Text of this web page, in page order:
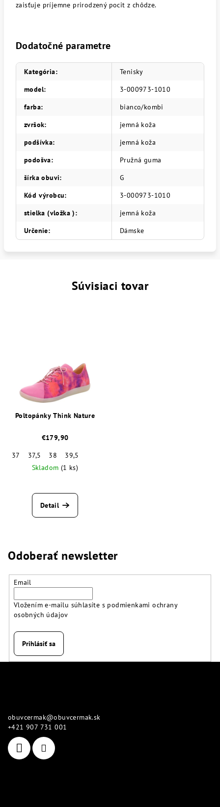
zaisťuje príjemne prirodzený pocit z chôdze.
Dodatočné parametre
Kategória:
Tenisky
model:
3-000973-1010
farba:
bianco/kombi
zvršok:
jemná koža
podšívka:
jemná koža
podošva:
Pružná guma
šírka obuvi:
G
Kód výrobcu:
3-000973-1010
stielka (vložka ):
jemná koža
Určenie: Dámske
Súvisiaci tovar
Poltopánky Think Nature
€179,90
37
37,5 38
39,5
Skladom (1 ks)
hodnotenie
produktu
hviezdičiek.
Detail
Odoberať newsletter
Email
Vložením e-mailu súhlasíte s podmienkami ochrany
osobných údajov
Prihlásiť sa
obuvcermak@obuvcermak.sk
+421 907 731 001